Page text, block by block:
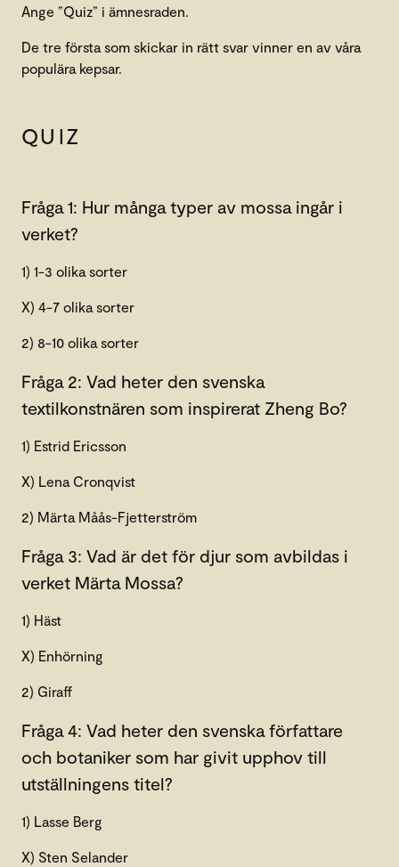
Ange ”Quiz” i ämnesraden.
De tre första som skickar in rätt svar vinner en av våra
populära kepsar.
QUIZ
Fråga 1: Hur många typer av mossa ingår i
verket?
1) 1-3 olika sorter
X) 4-7 olika sorter
2) 8-10 olika sorter
Fråga 2: Vad heter den svenska
textilkonstnären som inspirerat Zheng Bo?
1) Estrid Ericsson
X) Lena Cronqvist
2) Märta Måås-Fjetterström
Fråga 3: Vad är det för djur som avbildas i
verket Märta Mossa?
1) Häst
X) Enhörning
2) Giraff
Fråga 4: Vad heter den svenska författare
och botaniker som har givit upphov till
utställningens titel?
1) Lasse Berg
X) Sten Selander